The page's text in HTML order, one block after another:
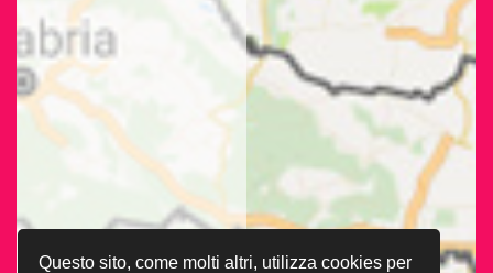
Questo sito, come molti altri, utilizza cookies per